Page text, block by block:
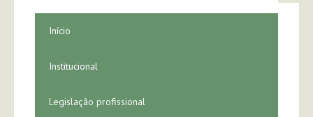
Início
Institucional
Legislação profissional